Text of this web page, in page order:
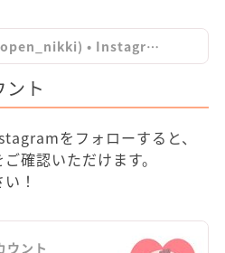
• Instagr…
ト
をフォローすると、
確認いただけます。
！
ント